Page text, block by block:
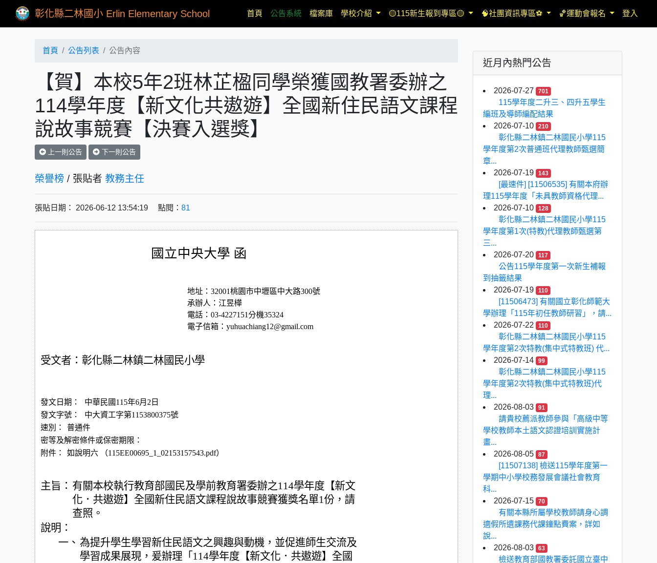
彰化縣二林國小 Erlin Elementary School 首頁 (current)
公告系統 檔案庫 學校介紹 🟡115新生報到專區🟡 🧠社團資訊專區⚽ 🏀運動會報名 登入
首頁 公告列表 公告內容
【賀】本校5年2班林芷楹同學榮獲國教署委辦之
114學年度【新文化共遨遊】全國新住民語文課程
說故事競賽【決賽入選獎】
上一則公告 下一則公告
榮譽榜 / 張貼者 教務主任
張貼日期： 2026-06-12 13:54:19 點閱： 81
國立中央大學 函
地址：32001桃園市中壢區中大路300號
承辦人：江昱樺
電話：03-4227151分機35324
電子信箱：yuhuachiang12@gmail.com
受文者：彰化縣二林鎮二林國民小學
發文日期：
中華民國115年6月2日
發文字號：
中大資工字第1153800375號
速別：
普通件
密等及解密條件或保密期限：
附件：
如說明六 （115EE00695_1_02153157543.pdf）
主旨： 有關本校執行教育部國民及學前教育署委辦之114學年度【新文
化．共遨遊】全國新住民語文課程說故事競賽獲獎名單1份，請
查照。
說明：
一、 為提升學生學習新住民語文之興趣與動機，並促進師生交流及
學習成果展現，爰辦理「114學年度【新文化．共遨遊】全國
近月內熱門公告
2026-07-27 701
115學年度二升三、四升五學生
編班及導師編配結果
2026-07-10
210
彰化縣二林鎮二林國民小學115
學年度第2次普通班代理教師甄選簡
章...
2026-07-19
143
[最速件] [11506535] 有關本府辦
理115學年度「未具教師資格代理...
2026-07-10
128
彰化縣二林鎮二林國民小學115
學年度第1次(特教)代理教師甄選第
三...
2026-07-20
117
公告115學年度第一次新生補報
到抽籤結果
2026-07-19
110
[11506473] 有關國立彰化師範大
學辦理「115年初任教師研習」，請...
2026-07-22
110
彰化縣二林鎮二林國民小學115
學年度第2次特教(集中式特教班) 代...
2026-07-14
99
彰化縣二林鎮二林國民小學115
學年度第2次特教(集中式特教班)代
理...
2026-08-03
91
請貴校薦派教師參與「高級中等
學校教師本土語文認證培訓實施計
畫...
2026-08-05
87
[11507138] 檢送115學年度第一
學期中小學校務發展會議社會教育
科...
2026-07-15
70
有關本縣所屬學校教師請身心調
適假所遺課務代課鐘點費案，詳如
說...
2026-08-03
63
檢送教育部國教署委託國立臺中